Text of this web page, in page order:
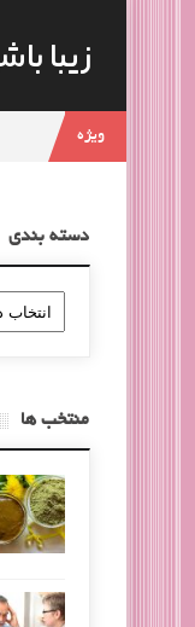
زیبا
ویژه
دسته بندی
دسته
بندی
منتخب ها